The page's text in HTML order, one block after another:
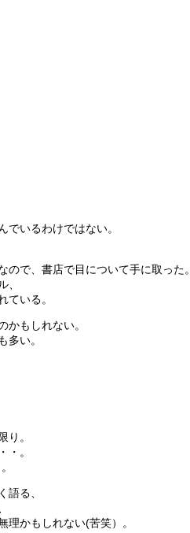
いるわけではない。
で、書店で目について手に取った。
、
ている。
かもしれない。
多い。
り。
・。
語る、
かもしれない(苦笑）。